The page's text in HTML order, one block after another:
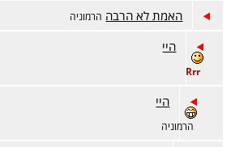
האמת לא הרבה הרמוניה
היי
Rrr
היי
הרמוניה